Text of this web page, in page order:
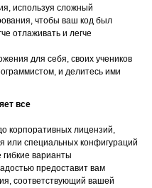
используя сложный
чтобы ваш код был
отлаживать и легче
для себя, своих учеников
и делитесь ими
все
корпоративных лицензий,
или специальных конфигураций
варианты
предоставит вам
соответствующий вашей